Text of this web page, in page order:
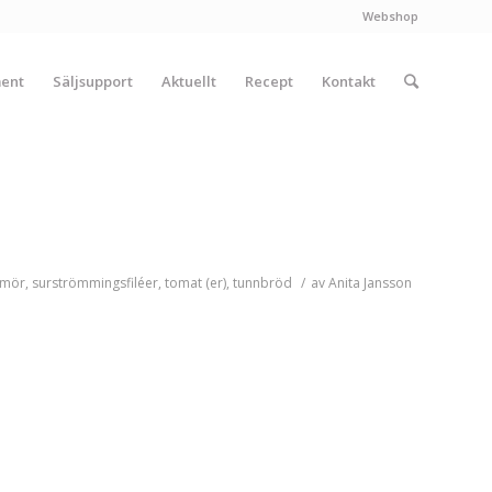
Webshop
Säljsupport Aktuellt Recept Kontakt
, surströmmingsfiléer, tomat (er), tunnbröd / avAnita Jansson